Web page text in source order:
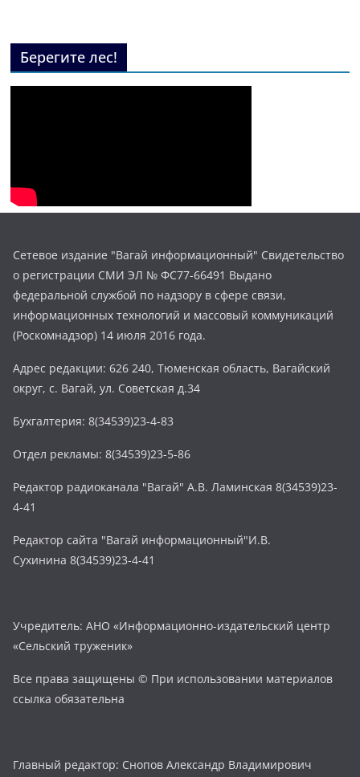
Берегите лес!
Сетевое издание "Вагай информационный" Свидетельство
о регистрации СМИ ЭЛ № ФС77-66491 Выдано
федеральной службой по надзору в сфере связи,
информационных технологий и массовый коммуникаций
(Роскомнадзор) 14 июля 2016 года.
Адрес редакции: 626 240, Тюменская область, Вагайский
округ, с. Вагай, ул. Советская д.34
Бухгалтерия: 8(34539)23-4-83
Отдел рекламы: 8(34539)23-5-86
Редактор радиоканала "Вагай" А.В. Ламинская 8(34539)23-
4-41
Редактор сайта "Вагай информационный"И.В.
Сухинина 8(34539)23-4-41
Учредитель: АНО «Информационно-издательский центр
«Сельский труженик»
Все права защищены © При использовании материалов
ссылка обязательна
Главный редактор: Снопов Александр Владимирович